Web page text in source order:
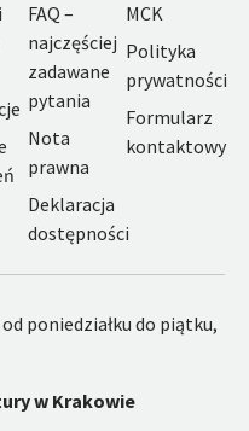
FAQ –
najczęściej
zadawane
pytania
Nota
prawna
Deklaracja
dostępności
MCK
Polityka
prywatności
Formularz
kontaktowy
poniedziałku do piątku,
w Krakowie